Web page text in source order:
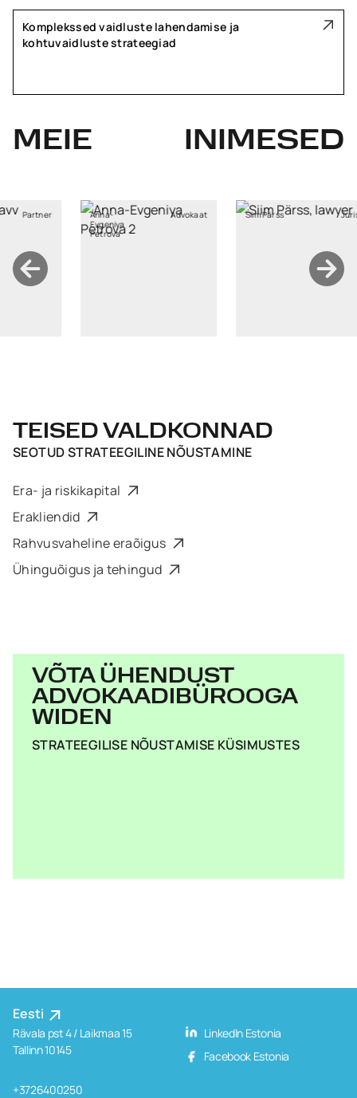
Komplekssed vaidluste lahendamise ja
kohtuvaidluste strateegiad
MEIE INIMESED
Partner
Anna-
Evgeniya
Petrova
Advokaat Siim Pärss Jurist
TEISED VALDKONNAD
SEOTUDSTRATEEGILINE NÕUSTAMINE
Era- ja riskikapital
Erakliendid
Rahvusvaheline eraõigus
Ühinguõigus ja tehingud
VÕTA ÜHENDUST
ADVOKAADIBÜROOGA
WIDEN
STRATEEGILISE NÕUSTAMISE KÜSIMUSTES
Eesti
Rävala pst 4 / Laikmaa 15
Tallinn 10145
+3726400250
LinkedIn Estonia
Facebook Estonia